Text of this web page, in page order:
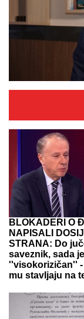
BLOKADERI O
NAPISALI
STRANA: Do
saveznik, sada je
''visokorizičan'' -
mu stavljaju na